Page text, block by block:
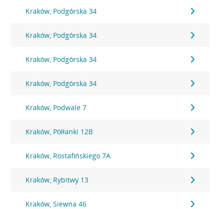
Kraków, Podgórska 34
Kraków, Podgórska 34
Kraków, Podgórska 34
Kraków, Podgórska 34
Kraków, Podwale 7
Kraków, Półłanki 12B
Kraków, Rostafińskiego 7A
Kraków, Rybitwy 13
Kraków, Siewna 46